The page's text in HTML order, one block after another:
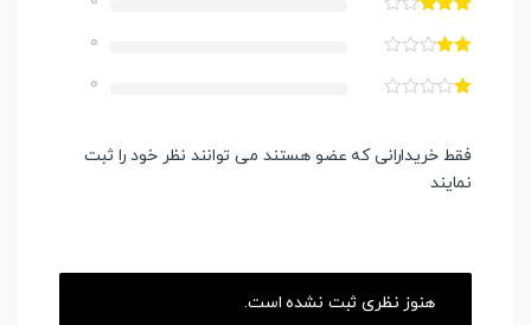
0
0
فقط خریدارانی که عضو هستند می توانند نظر خود را ثبت
نمایند
هنوز نظری ثبت نشده است.